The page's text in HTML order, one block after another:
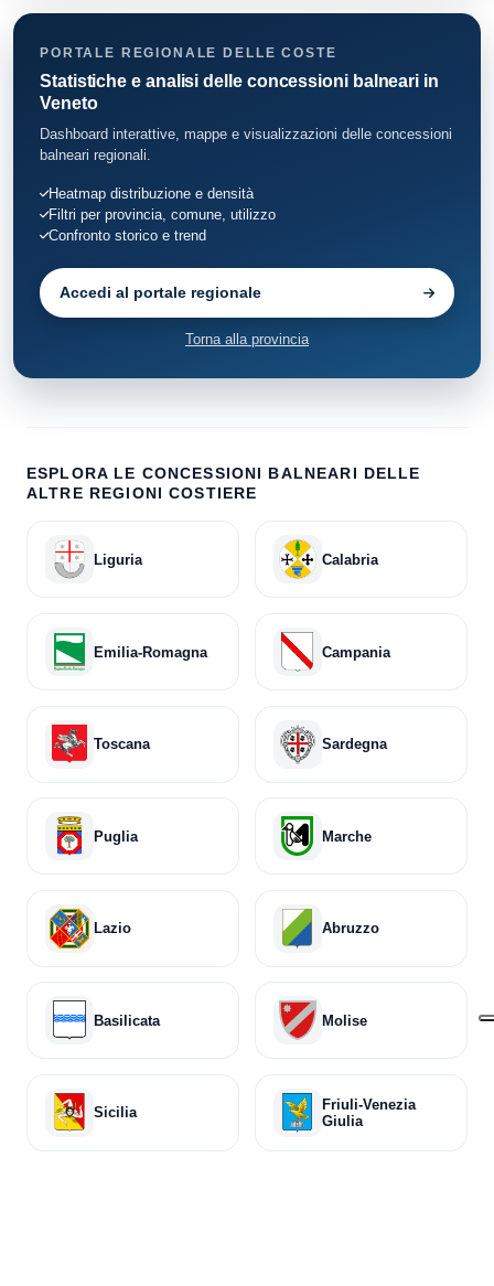
PORTALE REGIONALE DELLE COSTE
Statistiche e analisi delle concessioni balneari in
Veneto
Dashboard interattive, mappe e visualizzazioni delle concessioni
balneari regionali.
Heatmap distribuzione e densità
Filtri per provincia, comune, utilizzo
Confronto storico e trend
Accedi al portale regionale
Torna alla provincia
ESPLORA LE CONCESSIONI BALNEARI DELLE
ALTRE REGIONI COSTIERE
Liguria Calabria
Emilia-Romagna Campania
Toscana Sardegna
Puglia Marche
Lazio Abruzzo
Basilicata Molise
Sicilia
Friuli-Venezia
Giulia